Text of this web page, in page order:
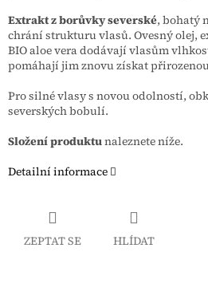
Extrakt z borůvky severské, bohatý
chrání strukturu vlasů. Ovesný olej,
BIO aloe vera dodávají vlasům
pomáhají jim znovu získat
Pro silné vlasy s novou odolností,
severských bobulí.
Složení produktunaleznete níže.
Detailní informace
ZEPTAT SE HLÍDAT